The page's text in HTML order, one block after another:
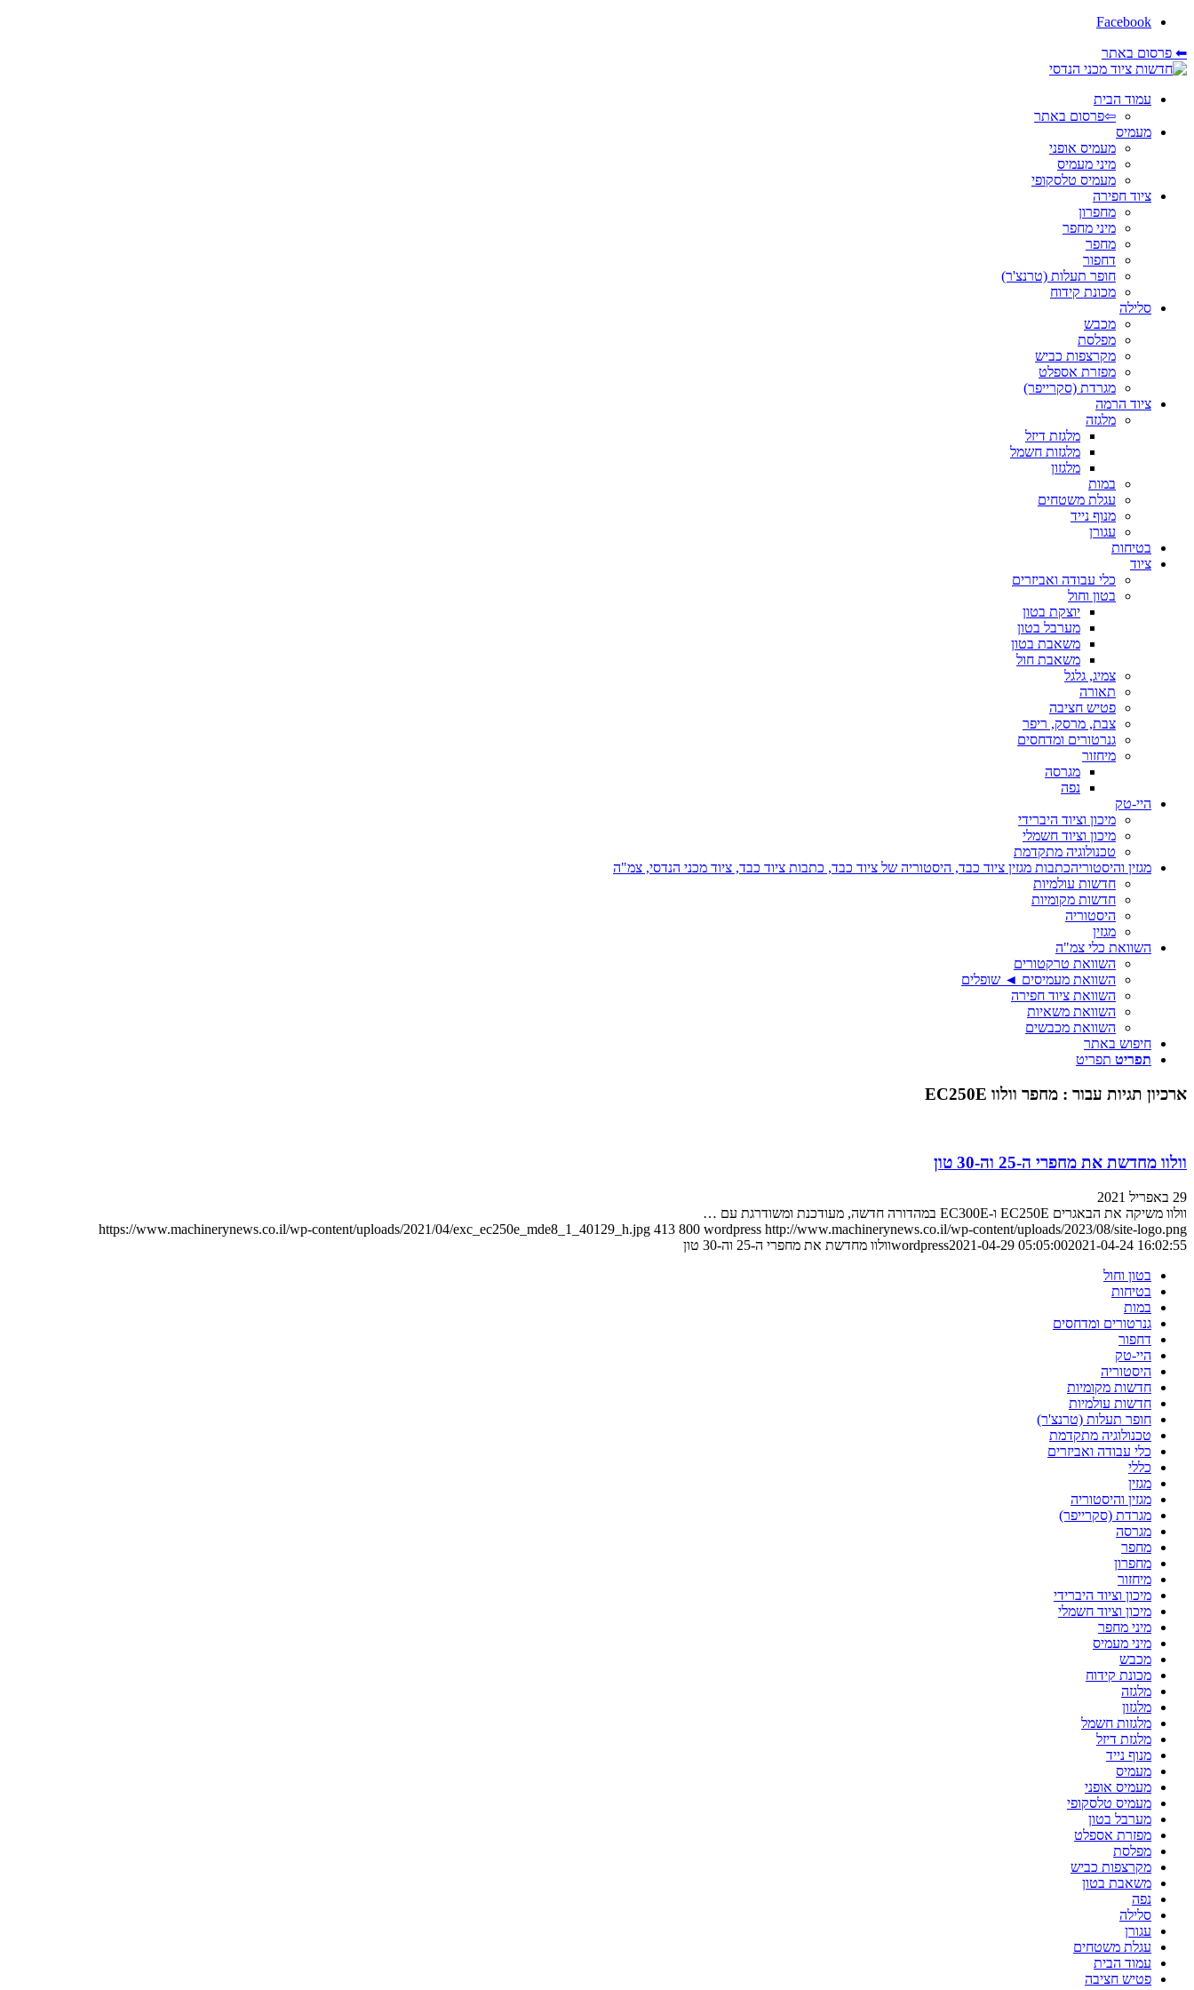
Facebook
⬅ פרסום באתר
עמוד הבית
⇦פרסום באתר
מעמיס
מעמיס אופני
מיני מעמיס
מעמיס טלסקופי
ציוד חפירה
מחפרון
מיני מחפר
מחפר
דחפור
חופר תעלות (טרנצ'ר)
מכונת קידוח
סלילה
מכבש
מפלסת
מקרצפות כביש
מפזרת אספלט
מגרדת (סקרייפר)
ציוד הרמה
מלגזה
מלגזת דיזל
מלגזות חשמל
מלגזון
במות
עגלת משטחים
מנוף נייד
עגורן
בטיחות
ציוד
כלי עבודה ואביזרים
בטון וחול
יוצקת בטון
מערבל בטון
משאבת בטון
משאבת חול
צמיג, גלגל
תאורה
פטיש חציבה
צבת, מרסק, ריפר
גנרטורים ומדחסים
מיחזור
מגרסה
נפה
היי-טק
מיכון וציוד היברידי
מיכון וציוד חשמלי
טכנולוגיה מתקדמת
מגזין והיסטוריהכתבות מגזין ציוד כבד, היסטוריה של ציוד כבד, כתבות ציוד כבד, ציוד מכני הנדסי, צמ"ה
חדשות עולמיות
חדשות מקומיות
היסטוריה
מגזין
השוואת כלי צמ"ה
השוואת טרקטורים
השוואת מעמיסים ◄ שופלים
השוואת ציוד חפירה
השוואת משאיות
השוואת מכבשים
חיפוש באתר
תפריט תפריט
ארכיון תגיות עבור : מחפר וולוו EC250E
וולוו מחדשת את מחפרי ה-25 וה-30 טון
29 באפריל 2021
וולוו משיקה את הבאגרים EC250E ו-EC300E במהדורה חדשה, מעודכנת ומשודרגת עם …
https://www.machinerynews.co.il/wp-content/uploads/2021/04/exc_ec250e_mde8_1_40129_h.jpg 413 800 wordpress http://www.machinerynews.co.il/wp-content/uploads/2023/08/site-logo.png
wordpress2021-04-29 05:05:002021-04-24 16:02:55
וולוו מחדשת את מחפרי ה-25 וה-30 טון
בטון וחול
בטיחות
במות
גנרטורים ומדחסים
דחפור
היי-טק
היסטוריה
חדשות מקומיות
חדשות עולמיות
חופר תעלות (טרנצ'ר)
טכנולוגיה מתקדמת
כלי עבודה ואביזרים
כללי
מגזין
מגזין והיסטוריה
מגרדת (סקרייפר)
מגרסה
מחפר
מחפרון
מיחזור
מיכון וציוד היברידי
מיכון וציוד חשמלי
מיני מחפר
מיני מעמיס
מכבש
מכונת קידוח
מלגזה
מלגזון
מלגזות חשמל
מלגזת דיזל
מנוף נייד
מעמיס
מעמיס אופני
מעמיס טלסקופי
מערבל בטון
מפזרת אספלט
מפלסת
מקרצפות כביש
משאבת בטון
נפה
סלילה
עגורן
עגלת משטחים
עמוד הבית
פטיש חציבה